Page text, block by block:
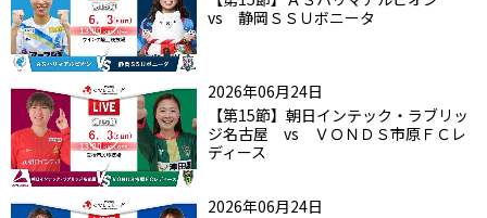
vs 静岡ＳＳＵボニータ
2026年06月24日
【第15節】朝日インテック・ラブリッ
ジ名古屋 vs ＶＯＮＤＳ市原ＦＣレ
ディース
2026年06月24日